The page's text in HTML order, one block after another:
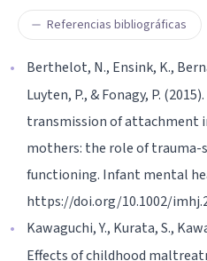
Referencias bibliográficas
Berthelot, N., Ensink, K.,
Luyten, P., & Fonagy, P.
transmission of attachment
mothers: the role of trauma-
functioning. Infant mental
https://doi.org/10.1002/
Kawaguchi, Y., Kurata, S.,
Effects of childhood